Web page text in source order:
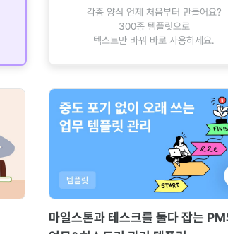
각종 양식 언제 처음부터 만들어요?
300종 템플릿으로
텍스트만 바꿔 바로 사용하세요.
마일스톤과 테스크를 둘다 잡는 PM